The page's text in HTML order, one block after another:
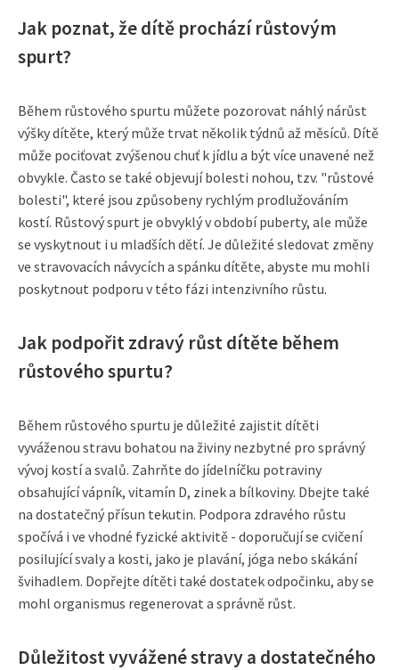
Jak poznat, že dítě prochází růstovým
spurt?
Během růstového spurtu můžete pozorovat náhlý nárůst
výšky dítěte, který může trvat několik týdnů až měsíců. Dítě
může pociťovat zvýšenou chuť k jídlu a být více unavené než
obvykle. Často se také objevují bolesti nohou, tzv. "růstové
bolesti", které jsou způsobeny rychlým prodlužováním
kostí. Růstový spurt je obvyklý v období puberty, ale může
se vyskytnout i u mladších dětí. Je důležité sledovat změny
ve stravovacích návycích a spánku dítěte, abyste mu mohli
poskytnout podporu v této fázi intenzivního růstu.
Jak podpořit zdravý růst dítěte během
růstového spurtu?
Během růstového spurtu je důležité zajistit dítěti
vyváženou stravu bohatou na živiny nezbytné pro správný
vývoj kostí a svalů. Zahrňte do jídelníčku potraviny
obsahující vápník, vitamín D, zinek a bílkoviny. Dbejte také
na dostatečný přísun tekutin. Podpora zdravého růstu
spočívá i ve vhodné fyzické aktivitě - doporučují se cvičení
posilující svaly a kosti, jako je plavání, jóga nebo skákání
švihadlem. Dopřejte dítěti také dostatek odpočinku, aby se
mohl organismus regenerovat a správně růst.
Důležitost vyvážené stravy a dostatečného